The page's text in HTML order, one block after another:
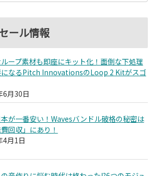
ール情報
ープ素材も即座にキット化！面倒な下処理
になるPitch InnovationsのLoop 2 Kitがスゴ
6月30日
が一番安い！Wavesバンドル破格の秘密は
費回収」にあり！
4月1日